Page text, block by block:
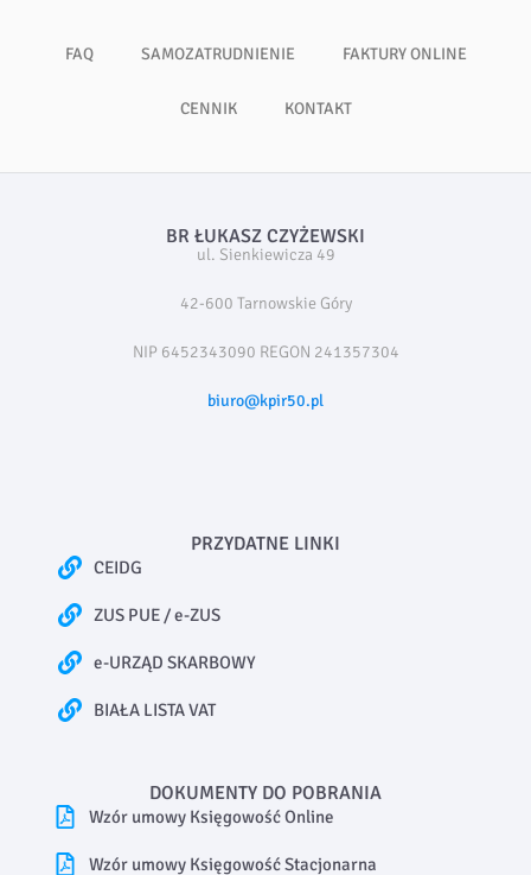
FAQ SAMOZATRUDNIENIE FAKTURY ONLINE
CENNIK KONTAKT
BR ŁUKASZ CZYŻEWSKI
ul. Sienkiewicza 49
42-600 Tarnowskie Góry
NIP 6452343090 REGON 241357304
biuro@kpir50.pl
PRZYDATNE LINKI
CEIDG
ZUS PUE / e-ZUS
e-URZĄD SKARBOWY
BIAŁA LISTA VAT
DOKUMENTY DO POBRANIA
Wzór umowy Księgowość Online
Wzór umowy Księgowość Stacjonarna